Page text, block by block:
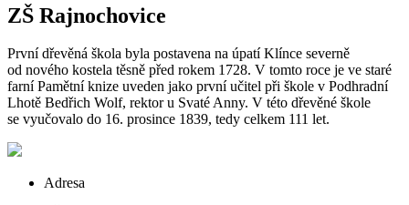
ZŠ Rajnochovice
První dřevěná škola byla postavena na úpatí Klínce severně
od nového kostela těsně před rokem 1728. V tomto roce je ve staré
farní Pamětní knize uveden jako první učitel při škole v Podhradní
Lhotě Bedřich Wolf, rektor u Svaté Anny. V této dřevěné škole
se vyučovalo do 16. prosince 1839, tedy celkem 111 let.
Adresa